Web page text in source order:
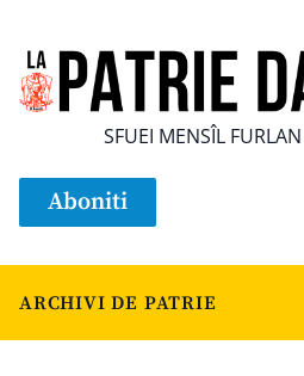
SFUEI MENSÎL
Aboniti
ARCHIVI DE PATRIE